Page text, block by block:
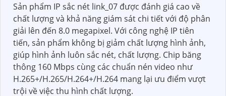
Sản phẩm IP sắc nét link_07 được đánh giá cao về
chất lượng và khả năng giám sát chi tiết với độ phân
giải lên đến 8.0 megapixel. Với công nghệ IP tiên
tiến, sản phẩm không bị giảm chất lượng hình ảnh,
giúp hình ảnh luôn sắc nét, chất lượng. Chip băng
thông 160 Mbps cùng các chuẩn nén video như
H.265+/H.265/H.264+/H.264 mang lại ưu điểm vượt
trội về việc thu hình chất lượng.